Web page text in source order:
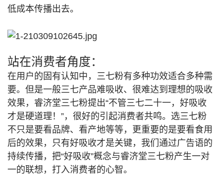
低成本传播出去。
站在消费者角度：
在用户的固有认知中，三七粉有多种功效适合多种需
要。但是一般三七产品难吸收、很难达到理想的吸收
效果，睿济堂三七粉提出“不管三七二十一，好吸收
才是硬道理！”，很好的引起消费者共鸣。 选三七粉
不只是要看品牌、看产地等等，更重要的是要看食用
后的效果，只有好吸收才是关键，我们通过广告语的
持续传播，把“好吸收”概念与睿济堂三七粉产生一对
一的联想，打入消费者的心智。